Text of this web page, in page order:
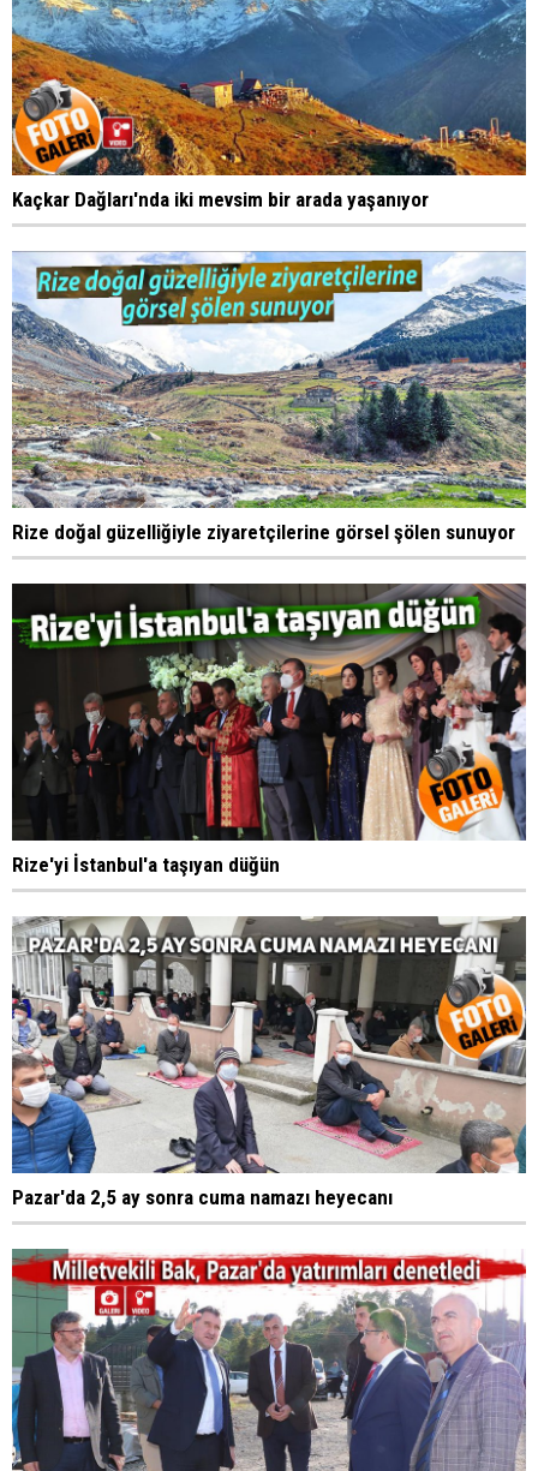
Kaçkar Dağları'nda iki mevsim bir arada yaşanıyor
Rize doğal güzelliğiyle ziyaretçilerine görsel şölen sunuyor
Rize'yi İstanbul'a taşıyan düğün
Pazar'da 2,5 ay sonra cuma namazı heyecanı